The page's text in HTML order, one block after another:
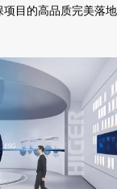
目的高品质完美落地